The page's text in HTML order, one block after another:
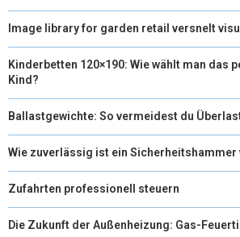
Image library for garden retail versnelt
Kinderbetten 120×190: Wie wählt man das
Kind?
Ballastgewichte: So vermeidest du
Wie zuverlässig ist ein Sicherheitshammer
Zufahrten professionell steuern
Die Zukunft der Außenheizung: Gas-